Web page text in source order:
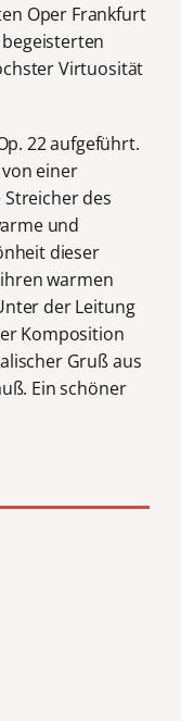
Oper Frankfurt
Virtuosität
22 aufgeführt.
einer
des
und
dieser
warmen
der Leitung
Komposition
Gruß aus
Ein schöner